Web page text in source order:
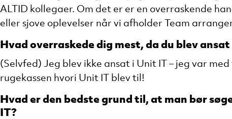
ALTID kollegaer. Om det er er en overraskende
eller sjove oplevelser når vi afholder Team
Hvad overraskede dig mest, da du blev
(Selvfed) Jeg blev ikke ansat i Unit IT – jeg var
rugekassen hvori Unit IT blev til!
Hvad er den bedste grund til, at man bør
IT?